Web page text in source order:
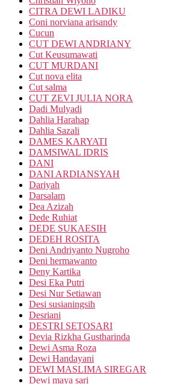
CITRA DEWI LADIKU
Coni norviana arisandy
Cucun
CUT DEWI ANDRIANY
Cut Keusumawati
CUT MURDANI
Cut nova elita
Cut salma
CUT ZEVI JULIA NORA
Dadi Mulyadi
Dahlia Harahap
Dahlia Sazali
DAMES KARYATI
DAMSIWAL IDRIS
DANI
DANI ARDIANSYAH
Dariyah
Darsalam
Dea Azizah
Dede Ruhiat
DEDE SUKAESIH
DEDEH ROSITA
Deni Andriyanto Nugroho
Deni hermawanto
Deny Kartika
Desi Eka Putri
Desi Nur Setiawan
Desi susianingsih
Desriani
DESTRI SETOSARI
Devia Rizkha Gustharinda
Dewi Asma Roza
Dewi Handayani
DEWI MASLIMA SIREGAR
Dewi maya sari